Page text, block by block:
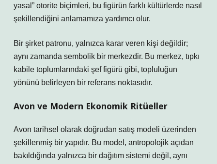
yasal” otorite biçimleri, bu figürün farklı kültürlerde nasıl
şekillendiğini anlamamıza yardımcı olur.
Bir şirket patronu, yalnızca karar veren kişi değildir;
aynı zamanda sembolik bir merkezdir. Bu merkez, tıpkı
kabile toplumlarındaki şef figürü gibi, topluluğun
yönünü belirleyen bir referans noktasıdır.
Avon ve Modern Ekonomik Ritüeller
Avon tarihsel olarak doğrudan satış modeli üzerinden
şekillenmiş bir yapıdır. Bu model, antropolojik açıdan
bakıldığında yalnızca bir dağıtım sistemi değil, aynı